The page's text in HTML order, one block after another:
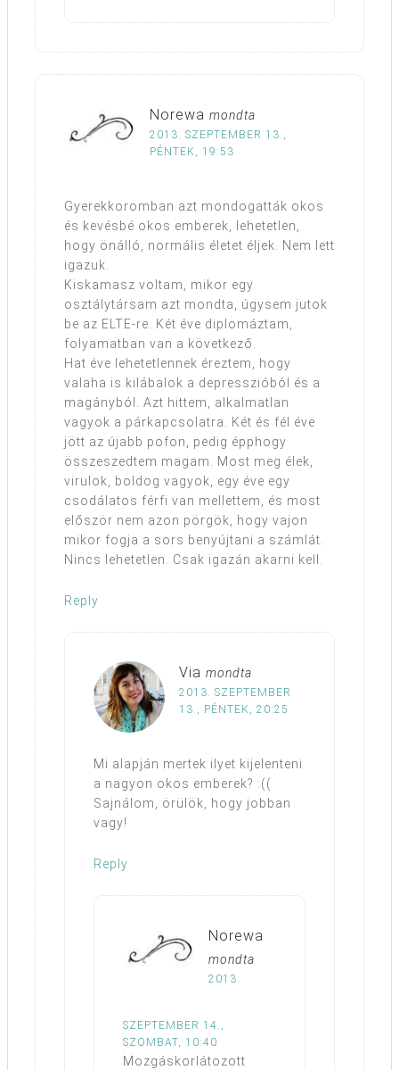
Norewa mondta
2013. SZEPTEMBER 13.,
PÉNTEK, 19:53
Gyerekkoromban azt mondogatták okos
és kevésbé okos emberek, lehetetlen,
hogy önálló, normális életet éljek. Nem lett
igazuk.
Kiskamasz voltam, mikor egy
osztálytársam azt mondta, úgysem jutok
be az ELTE-re. Két éve diplomáztam,
folyamatban van a következő.
Hat éve lehetetlennek éreztem, hogy
valaha is kilábalok a depresszióból és a
magányból. Azt hittem, alkalmatlan
vagyok a párkapcsolatra. Két és fél éve
jött az újabb pofon, pedig épphogy
összeszedtem magam. Most meg élek,
virulok, boldog vagyok, egy éve egy
csodálatos férfi van mellettem, és most
először nem azon pörgök, hogy vajon
mikor fogja a sors benyújtani a számlát.
Nincs lehetetlen. Csak igazán akarni kell.
Reply
Via mondta
2013. SZEPTEMBER
13., PÉNTEK, 20:25
Mi alapján mertek ilyet kijelenteni
a nagyon okos emberek? :((
Sajnálom, örülök, hogy jobban
vagy!
Reply
Norewa
mondta
2013.
SZEPTEMBER 14.,
SZOMBAT, 10:40
Mozgáskorlátozott